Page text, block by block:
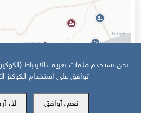
نحن نستخدم ملفات تعريف الارتباط
توافق على استخدام الكوكيز
نعم، أوافق لا،